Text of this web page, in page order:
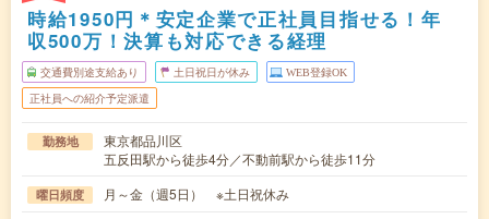
時給1950円＊安定企業で正社員目指せる！年
収500万！決算も対応できる経理
交通費別途支給あり 土日祝日が休み WEB登録OK
正社員への紹介予定派遣
勤務地
東京都品川区
五反田駅から徒歩4分／不動前駅から徒歩11分
曜日頻度 月～金（週5日） ※土日祝休み